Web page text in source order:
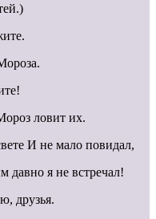
ловит их.
И не мало повидал,
давно я не встречал!
друзья.